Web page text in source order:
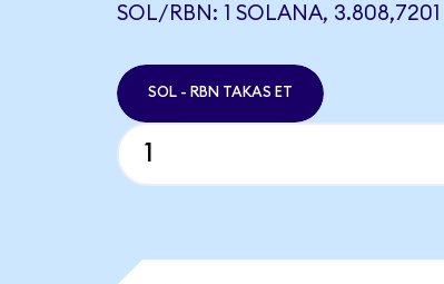
SOL/RBN: 1 SOLANA, 3.808,7201
SOL - RBN TAKAS ET